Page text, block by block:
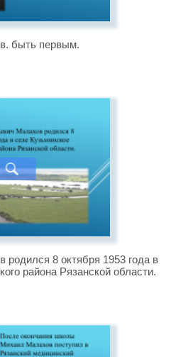
быть первым.
родился 8 октября 1953 года в
района Рязанской области.